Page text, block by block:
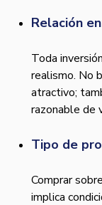
Relación
Toda
realismo. No
atractivo;
razonable de
Tipo de
Comprar
implica